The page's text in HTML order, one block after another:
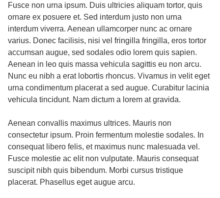
Fusce non urna ipsum. Duis ultricies aliquam tortor, quis
ornare ex posuere et. Sed interdum justo non urna
interdum viverra. Aenean ullamcorper nunc ac ornare
varius. Donec facilisis, nisi vel fringilla fringilla, eros tortor
accumsan augue, sed sodales odio lorem quis sapien.
Aenean in leo quis massa vehicula sagittis eu non arcu.
Nunc eu nibh a erat lobortis rhoncus. Vivamus in velit eget
urna condimentum placerat a sed augue. Curabitur lacinia
vehicula tincidunt. Nam dictum a lorem at gravida.
Aenean convallis maximus ultrices. Mauris non
consectetur ipsum. Proin fermentum molestie sodales. In
consequat libero felis, et maximus nunc malesuada vel.
Fusce molestie ac elit non vulputate. Mauris consequat
suscipit nibh quis bibendum. Morbi cursus tristique
placerat. Phasellus eget augue arcu.